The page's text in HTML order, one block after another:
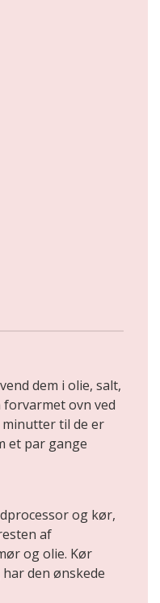
dem i olie, salt,
ovn ved
til de er
et par gange
og kør,
af
og olie. Kør
den ønskede